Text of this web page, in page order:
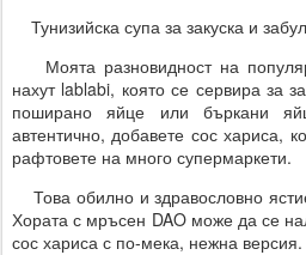
Тунизийска супа за закуска и
Моята разновидност на
нахут lablabi, която се сервира за
поширано яйце или бъркани
автентично, добавете сос хариса,
рафтовете на много супермаркети.
Това обилно и здравословно
Хората с мръсен DAO може да се
сос хариса с по-мека, нежна версия.